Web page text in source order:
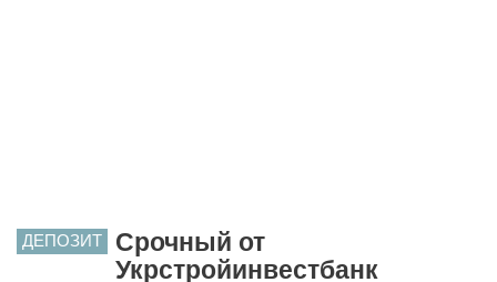
ДЕПОЗИТ
Срочный от
Укрстройинвестбанк